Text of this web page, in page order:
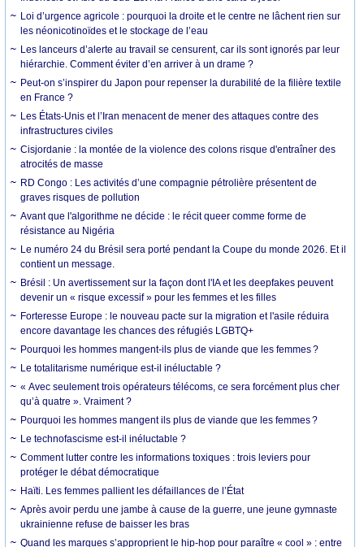
Loi d’urgence agricole : pourquoi la droite et le centre ne lâchent rien sur
les néonicotinoïdes et le stockage de l’eau
Les lanceurs d’alerte au travail se censurent, car ils sont ignorés par leur
hiérarchie. Comment éviter d’en arriver à un drame ?
Peut-on s’inspirer du Japon pour repenser la durabilité de la filière textile
en France ?
Les États-Unis et l’Iran menacent de mener des attaques contre des
infrastructures civiles
Cisjordanie : la montée de la violence des colons risque d'entraîner des
atrocités de masse
RD Congo : Les activités d’une compagnie pétrolière présentent de
graves risques de pollution
Avant que l'algorithme ne décide : le récit queer comme forme de
résistance au Nigéria
Le numéro 24 du Brésil sera porté pendant la Coupe du monde 2026. Et il
contient un message.
Brésil : Un avertissement sur la façon dont l'IA et les deepfakes peuvent
devenir un « risque excessif » pour les femmes et les filles
Forteresse Europe : le nouveau pacte sur la migration et l'asile réduira
encore davantage les chances des réfugiés LGBTQ+
Pourquoi les hommes mangent-ils plus de viande que les femmes ?
Le totalitarisme numérique est-il inéluctable ?
« Avec seulement trois opérateurs télécoms, ce sera forcément plus cher
qu’à quatre ». Vraiment ?
Pourquoi les hommes mangent ils plus de viande que les femmes ?
Le technofascisme est-il inéluctable ?
Comment lutter contre les informations toxiques : trois leviers pour
protéger le débat démocratique
Haïti. Les femmes pallient les défaillances de l’État
Après avoir perdu une jambe à cause de la guerre, une jeune gymnaste
ukrainienne refuse de baisser les bras
Quand les marques s’approprient le hip-hop pour paraître « cool » : entre